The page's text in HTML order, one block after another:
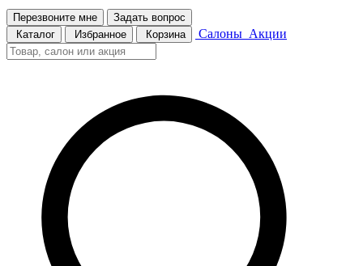
Перезвоните мне
Задать вопрос
Каталог
Избранное Корзина Салоны Акции